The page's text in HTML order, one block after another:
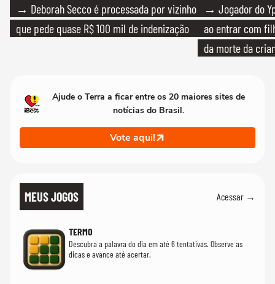
→ Deborah Secco é processada por vizinho
que pede quase R$ 100 mil de indenização
→ Jogador do
ao entrar com
da morte da
Ajude o Terra a ficar entre os 20 maiores sites de
notícias do Brasil.
Vote aqui!
MEUS JOGOS Acessar →
TERMO
Descubra a palavra do dia em até 6 tentativas. Observe as
dicas e avance até acertar.